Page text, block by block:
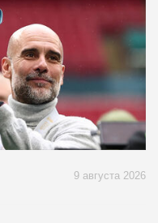
9 августа 2026